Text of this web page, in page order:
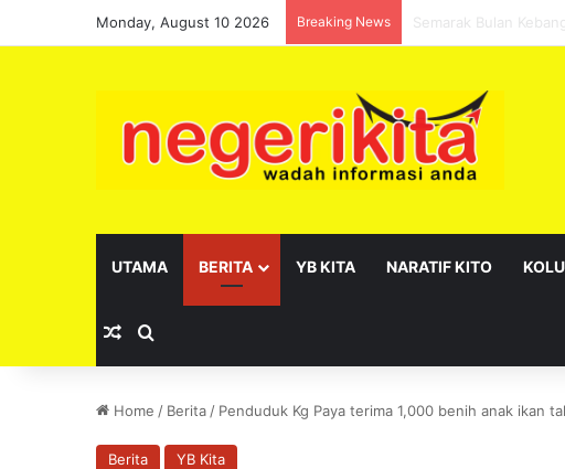
Monday, August 10 2026 Breaking News Pelantikan sebagai
UTAMA BERITA YB KITA NARATIF KITO
Random Article
Home / Berita / Penduduk Kg Paya terima 1,000 benih anak ikan
Berita YB Kita